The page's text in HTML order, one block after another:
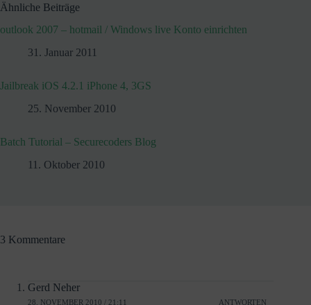
Ähnliche Beiträge
outlook 2007 – hotmail / Windows live Konto einrichten
31. Januar 2011
Jailbreak iOS 4.2.1 iPhone 4, 3GS
25. November 2010
Batch Tutorial – Securecoders Blog
11. Oktober 2010
3 Kommentare
Gerd Neher
28. NOVEMBER 2010 / 21:11 ANTWORTEN